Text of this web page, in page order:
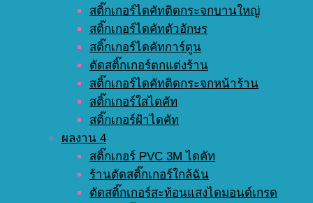
สติ๊กเกอร์ไดคัทติดกระจกบานใหญ่
สติ๊กเกอร์ไดคัทตัวอักษร
สติ๊กเกอร์ไดคัทการ์ตูน
ตัดสติ๊กเกอร์ตกแต่งร้าน
สติ๊กเกอร์ไดคัทติดกระจกหน้าร้าน
สติ๊กเกอร์ใสไดคัท
สติ๊กเกอร์ฝ้าไดคัท
ผลงาน 4
สติ๊กเกอร์ PVC 3M ไดคัท
ร้านตัดสติ๊กเกอร์ใกล้ฉัน
ตัดสติ๊กเกอร์สะท้อนแสงไดมอนด์เกรด